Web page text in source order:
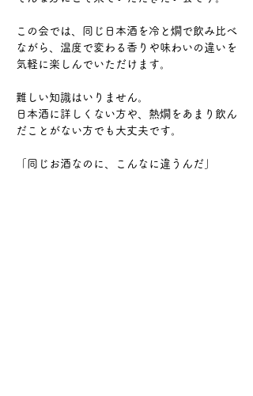
この会では、同じ日本酒を冷と燗で飲み比べ
ながら、温度で変わる香りや味わいの違いを
気軽に楽しんでいただけます。
難しい知識はいりません。
日本酒に詳しくない方や、熱燗をあまり飲ん
だことがない方でも大丈夫です。
「同じお酒なのに、こんなに違うんだ」